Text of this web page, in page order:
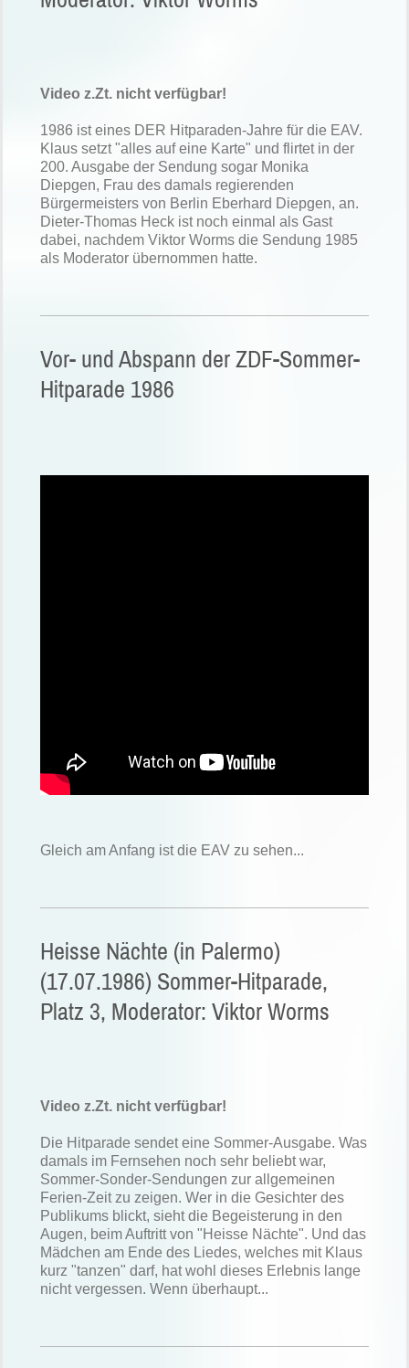
Video z.Zt. nicht verfügbar!
1986 ist eines DER Hitparaden-Jahre für die EAV.
Klaus setzt "alles auf eine Karte" und flirtet in der
200. Ausgabe der Sendung sogar Monika
Diepgen, Frau des damals regierenden
Bürgermeisters von Berlin Eberhard Diepgen, an.
Dieter-Thomas Heck ist noch einmal als Gast
dabei, nachdem Viktor Worms die Sendung 1985
als Moderator übernommen hatte.
Vor- und Abspann der ZDF-Sommer-
Hitparade 1986
Gleich am Anfang ist die EAV zu sehen...
Heisse Nächte (in Palermo)
(17.07.1986) Sommer-Hitparade,
Platz 3, Moderator: Viktor Worms
Video z.Zt. nicht verfügbar!
Die Hitparade sendet eine Sommer-Ausgabe. Was
damals im Fernsehen noch sehr beliebt war,
Sommer-Sonder-Sendungen zur allgemeinen
Ferien-Zeit zu zeigen. Wer in die Gesichter des
Publikums blickt, sieht die Begeisterung in den
Augen, beim Auftritt von "Heisse Nächte". Und das
Mädchen am Ende des Liedes, welches mit Klaus
kurz "tanzen" darf, hat wohl dieses Erlebnis lange
nicht vergessen. Wenn überhaupt...